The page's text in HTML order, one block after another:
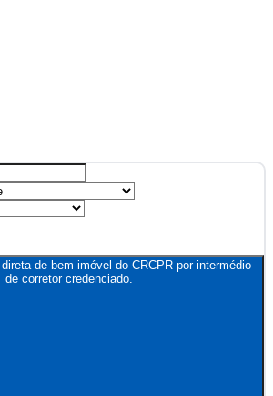
de bem imóvel do CRCPR por intermédio
de corretor credenciado.